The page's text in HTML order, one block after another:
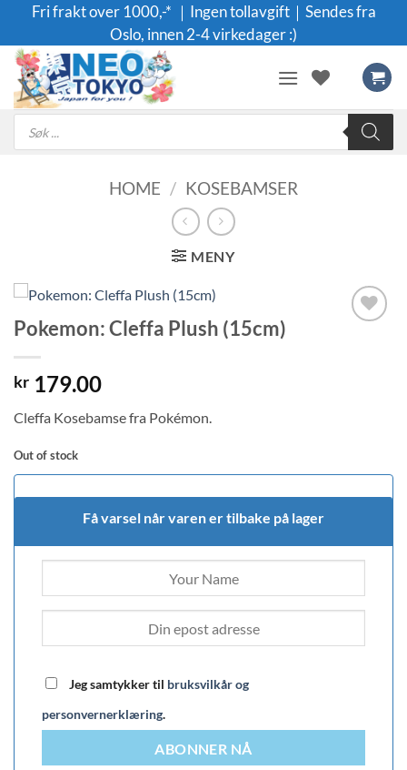
content
Fri frakt over 1000,-* ｜Ingen tollavgift｜Sendes fra
Oslo, innen 2-4 virkedager :)
Products
search
HOME / KOSEBAMSER
MENY
Pokemon: Cleffa Plush (15cm)
kr 179.00
Cleffa Kosebamse fra Pokémon.
Out of stock
Få varsel når varen er tilbake på lager
Jeg samtykker til bruksvilkår og
personvernerklæring.
ABONNER NÅ